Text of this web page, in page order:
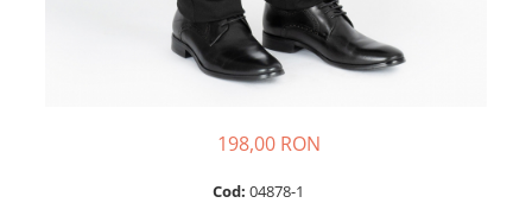
198,00 RON
Cod: 04878-1